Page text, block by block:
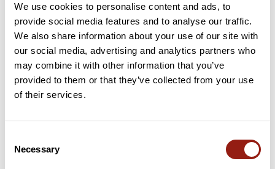
We use cookies to personalise content and ads, to
provide social media features and to analyse our traffic.
We also share information about your use of our site with
our social media, advertising and analytics partners who
may combine it with other information that you’ve
provided to them or that they’ve collected from your use
of their services.
Selection
Necessary
Cols le long du parcours
72 km Collado Aguina 551 m